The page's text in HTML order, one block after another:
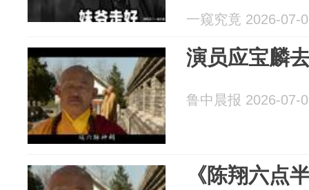
一窥究竟 2026-07-
演员应宝麟
鲁中晨报 2026-07-
《陈翔六点